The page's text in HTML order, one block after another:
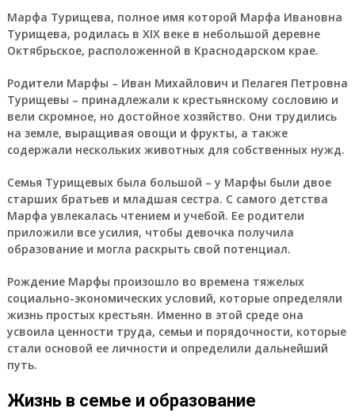
Марфа Турищева, полное имя которой Марфа Ивановна
Турищева, родилась в XIX веке в небольшой деревне
Октябрьское, расположенной в Краснодарском крае.
Родители Марфы – Иван Михайлович и Пелагея Петровна
Турищевы – принадлежали к крестьянскому сословию и
вели скромное, но достойное хозяйство. Они трудились
на земле, выращивая овощи и фрукты, а также
содержали нескольких животных для собственных нужд.
Семья Турищевых была большой – у Марфы были двое
старших братьев и младшая сестра. С самого детства
Марфа увлекалась чтением и учебой. Ее родители
приложили все усилия, чтобы девочка получила
образование и могла раскрыть свой потенциал.
Рождение Марфы произошло во времена тяжелых
социально-экономических условий, которые определяли
жизнь простых крестьян. Именно в этой среде она
усвоила ценности труда, семьи и порядочности, которые
стали основой ее личности и определили дальнейший
путь.
Жизнь в семье и образование